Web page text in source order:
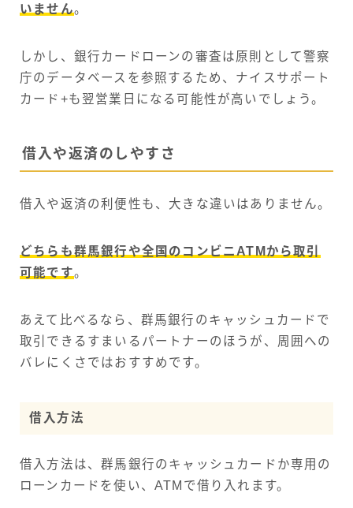
いません。
しかし、銀行カードローンの審査は原則として警察
庁のデータベースを参照するため、ナイスサポート
カード+も翌営業日になる可能性が高いでしょう。
借入や返済のしやすさ
借入や返済の利便性も、大きな違いはありません。
どちらも群馬銀行や全国のコンビニATMから取引
可能です。
あえて比べるなら、群馬銀行のキャッシュカードで
取引できるすまいるパートナーのほうが、周囲への
バレにくさではおすすめです。
借入方法
借入方法は、群馬銀行のキャッシュカードか専用の
ローンカードを使い、ATMで借り入れます。